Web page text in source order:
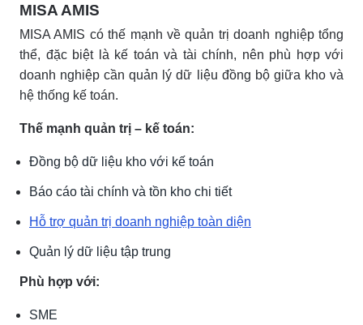
MISA AMIS
MISA AMIS có thế mạnh về quản trị doanh nghiệp tổng
thể, đặc biệt là kế toán và tài chính, nên phù hợp với
doanh nghiệp cần quản lý dữ liệu đồng bộ giữa kho và
hệ thống kế toán.
Thế mạnh quản trị – kế toán:
Đồng bộ dữ liệu kho với kế toán
Báo cáo tài chính và tồn kho chi tiết
Hỗ trợ quản trị doanh nghiệp toàn diện
Quản lý dữ liệu tập trung
Phù hợp với:
SME